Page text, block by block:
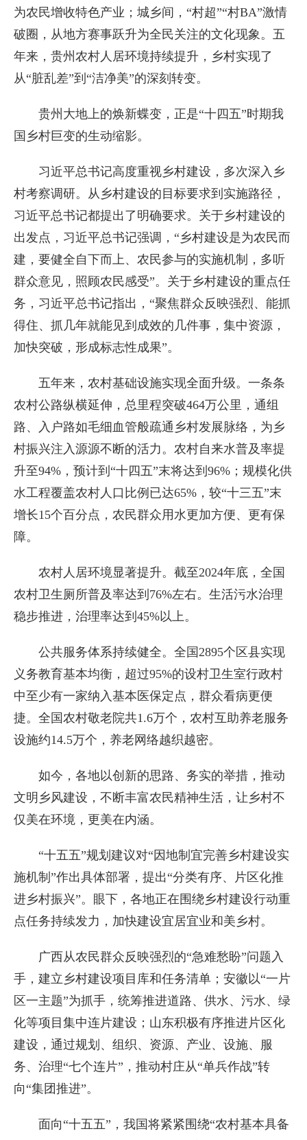
为农民增收特色产业；城乡间，“村超”“村BA”激情
破圈，从地方赛事跃升为全民关注的文化现象。五
年来，贵州农村人居环境持续提升，乡村实现了
从“脏乱差”到“洁净美”的深刻转变。
贵州大地上的焕新蝶变，正是“十四五”时期我
国乡村巨变的生动缩影。
习近平总书记高度重视乡村建设，多次深入乡
村考察调研。从乡村建设的目标要求到实施路径，
习近平总书记都提出了明确要求。关于乡村建设的
出发点，习近平总书记强调，“乡村建设是为农民而
建，要健全自下而上、农民参与的实施机制，多听
群众意见，照顾农民感受”。关于乡村建设的重点任
务，习近平总书记指出，“聚焦群众反映强烈、能抓
得住、抓几年就能见到成效的几件事，集中资源，
加快突破，形成标志性成果”。
五年来，农村基础设施实现全面升级。一条条
农村公路纵横延伸，总里程突破464万公里，通组
路、入户路如毛细血管般疏通乡村发展脉络，为乡
村振兴注入源源不断的活力。农村自来水普及率提
升至94%，预计到“十四五”末将达到96%；规模化供
水工程覆盖农村人口比例已达65%，较“十三五”末
增长15个百分点，农民群众用水更加方便、更有保
障。
农村人居环境显著提升。截至2024年底，全国
农村卫生厕所普及率达到76%左右。生活污水治理
稳步推进，治理率达到45%以上。
公共服务体系持续健全。全国2895个区县实现
义务教育基本均衡，超过95%的设村卫生室行政村
中至少有一家纳入基本医保定点，群众看病更便
捷。全国农村敬老院共1.6万个，农村互助养老服务
设施约14.5万个，养老网络越织越密。
如今，各地以创新的思路、务实的举措，推动
文明乡风建设，不断丰富农民精神生活，让乡村不
仅美在环境，更美在内涵。
“十五五”规划建议对“因地制宜完善乡村建设实
施机制”作出具体部署，提出“分类有序、片区化推
进乡村振兴”。眼下，各地正在围绕乡村建设行动重
点任务持续发力，加快建设宜居宜业和美乡村。
广西从农民群众反映强烈的“急难愁盼”问题入
手，建立乡村建设项目库和任务清单；安徽以“一片
区一主题”为抓手，统筹推进道路、供水、污水、绿
化等项目集中连片建设；山东积极有序推进片区化
建设，通过规划、组织、资源、产业、设施、服
务、治理“七个连片”，推动村庄从“单兵作战”转
向“集团推进”。
面向“十五五”，我国将紧紧围绕“农村基本具备